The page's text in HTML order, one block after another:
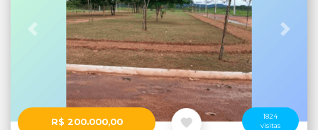
Anterior
R$ 200.000,00
1824
visitas